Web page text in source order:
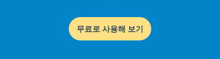
무료로 사용해 보기